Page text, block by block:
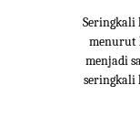
Seringkali
menurut
menjadi
seringkali